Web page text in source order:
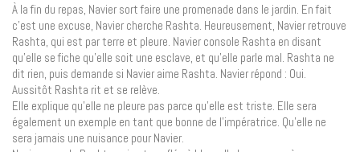
À la fin du repas, Navier sort faire une promenade dans le jardin. En fait
c’est une excuse, Navier cherche Rashta. Heureusement, Navier retrouve
Rashta, qui est par terre et pleure. Navier console Rashta en disant
qu’elle se fiche qu’elle soit une esclave, et qu’elle parle mal. Rashta ne
dit rien, puis demande si Navier aime Rashta. Navier répond : Oui.
Aussitôt Rashta rit et se relève.
Elle explique qu’elle ne pleure pas parce qu’elle est triste. Elle sera
également un exemple en tant que bonne de l’impératrice. Qu’elle ne
sera jamais une nuisance pour Navier.